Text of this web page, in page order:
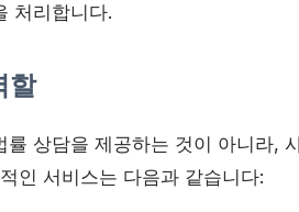
처리합니다.
할
률 상담을 제공하는 것이 아니라,
인 서비스는 다음과 같습니다: